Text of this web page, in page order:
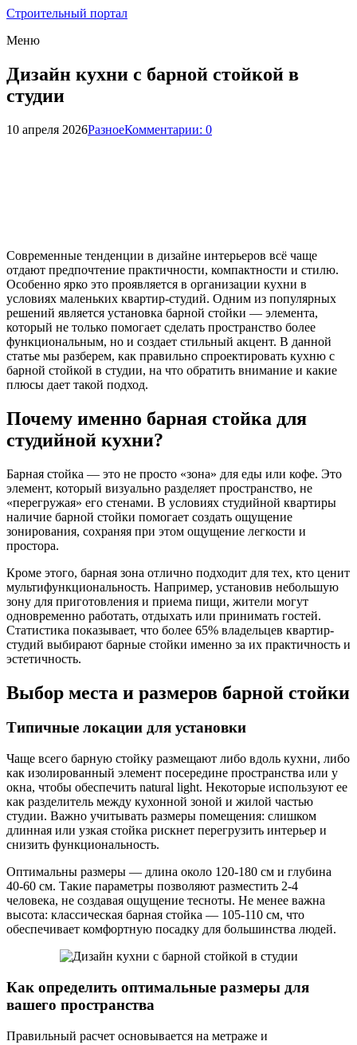
Строительный портал
Меню
Дизайн кухни с барной стойкой в
студии
10 апреля 2026РазноеКомментарии: 0
Современные тенденции в дизайне интерьеров всё чаще
отдают предпочтение практичности, компактности и стилю.
Особенно ярко это проявляется в организации кухни в
условиях маленьких квартир-студий. Одним из популярных
решений является установка барной стойки — элемента,
который не только помогает сделать пространство более
функциональным, но и создает стильный акцент. В данной
статье мы разберем, как правильно спроектировать кухню с
барной стойкой в студии, на что обратить внимание и какие
плюсы дает такой подход.
Почему именно барная стойка для
студийной кухни?
Барная стойка — это не просто «зона» для еды или кофе. Это
элемент, который визуально разделяет пространство, не
«перегружая» его стенами. В условиях студийной квартиры
наличие барной стойки помогает создать ощущение
зонирования, сохраняя при этом ощущение легкости и
простора.
Кроме этого, барная зона отлично подходит для тех, кто ценит
мультифункциональность. Например, установив небольшую
зону для приготовления и приема пищи, жители могут
одновременно работать, отдыхать или принимать гостей.
Статистика показывает, что более 65% владельцев квартир-
студий выбирают барные стойки именно за их практичность и
эстетичность.
Выбор места и размеров барной стойки
Типичные локации для установки
Чаще всего барную стойку размещают либо вдоль кухни, либо
как изолированный элемент посередине пространства или у
окна, чтобы обеспечить natural light. Некоторые используют ее
как разделитель между кухонной зоной и жилой частью
студии. Важно учитывать размеры помещения: слишком
длинная или узкая стойка рискнет перегрузить интерьер и
снизить функциональность.
Оптимальны размеры — длина около 120-180 см и глубина
40-60 см. Такие параметры позволяют разместить 2-4
человека, не создавая ощущение тесноты. Не менее важна
высота: классическая барная стойка — 105-110 см, что
обеспечивает комфортную посадку для большинства людей.
Как определить оптимальные размеры для
вашего пространства
Правильный расчет основывается на метраже и